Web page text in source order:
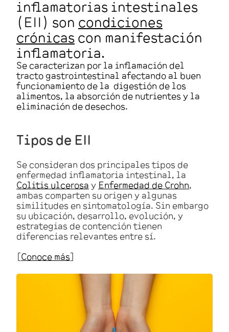
inflamatorias intestinales
(EII) son condiciones
crónicas con manifestación
inflamatoria.
Se caracterizan por la inflamación del
tracto gastrointestinal afectando al buen
funcionamiento de la digestión de los
alimentos, la absorción de nutrientes y la
eliminación de desechos.
Tipos de EII
Se consideran dos principales tipos de
enfermedad inflamatoria intestinal, la
Colitis ulcerosa y Enfermedad de Crohn,
ambas comparten su origen y algunas
similitudes en sintomatología. Sin embargo
su ubicación, desarrollo, evolución, y
estrategias de contención tienen
diferencias relevantes entre sí.
[Conoce más]